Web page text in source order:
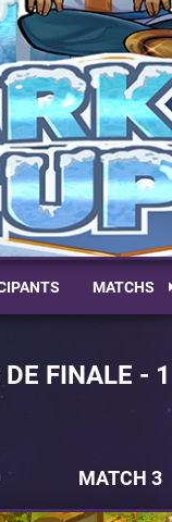
MATCHS
DE FINALE
MATCH 3